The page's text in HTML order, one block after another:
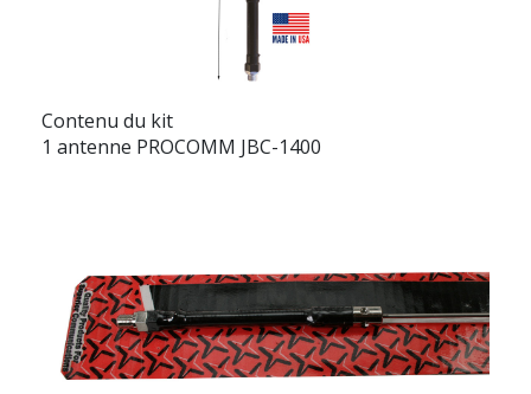
Contenu du kit
1 antenne PROCOMM JBC-1400